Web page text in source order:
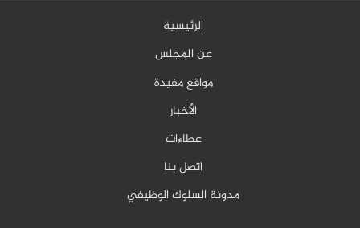
الرئيسية
عن المجلس
مواقع مفيدة
الأخبار
عطاءات
اتصل بنا
مدونة السلوك الوظيفي